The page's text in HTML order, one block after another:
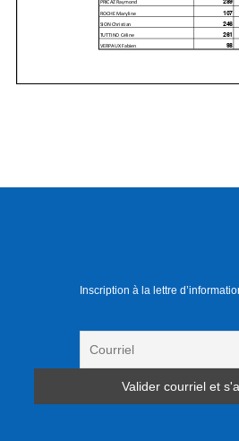
Inscription à la lettre